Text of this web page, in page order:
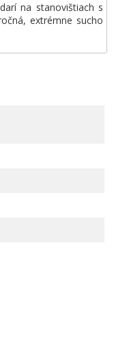
na stanovištiach s
extrémne sucho